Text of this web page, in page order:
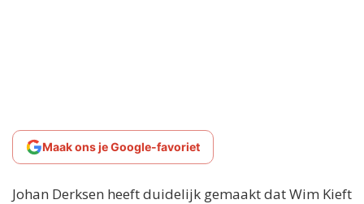
Maak ons je Google-favoriet
Johan Derksen heeft duidelijk gemaakt dat Wim Kieft